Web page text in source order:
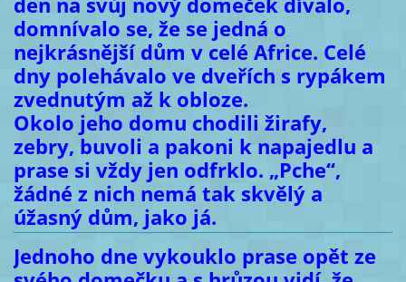
domnívalo se, že se jedná o
nejkrásnější dům v celé Africe. Celé
dny polehávalo ve dveřích s rypákem
zvednutým až k obloze.
Okolo jeho domu chodili žirafy,
zebry, buvoli a pakoni k napajedlu a
prase si vždy jen odfrklo. „Pche“,
žádné z nich nemá tak skvělý a
úžasný dům, jako já.
Jednoho dne vykouklo prase opět ze